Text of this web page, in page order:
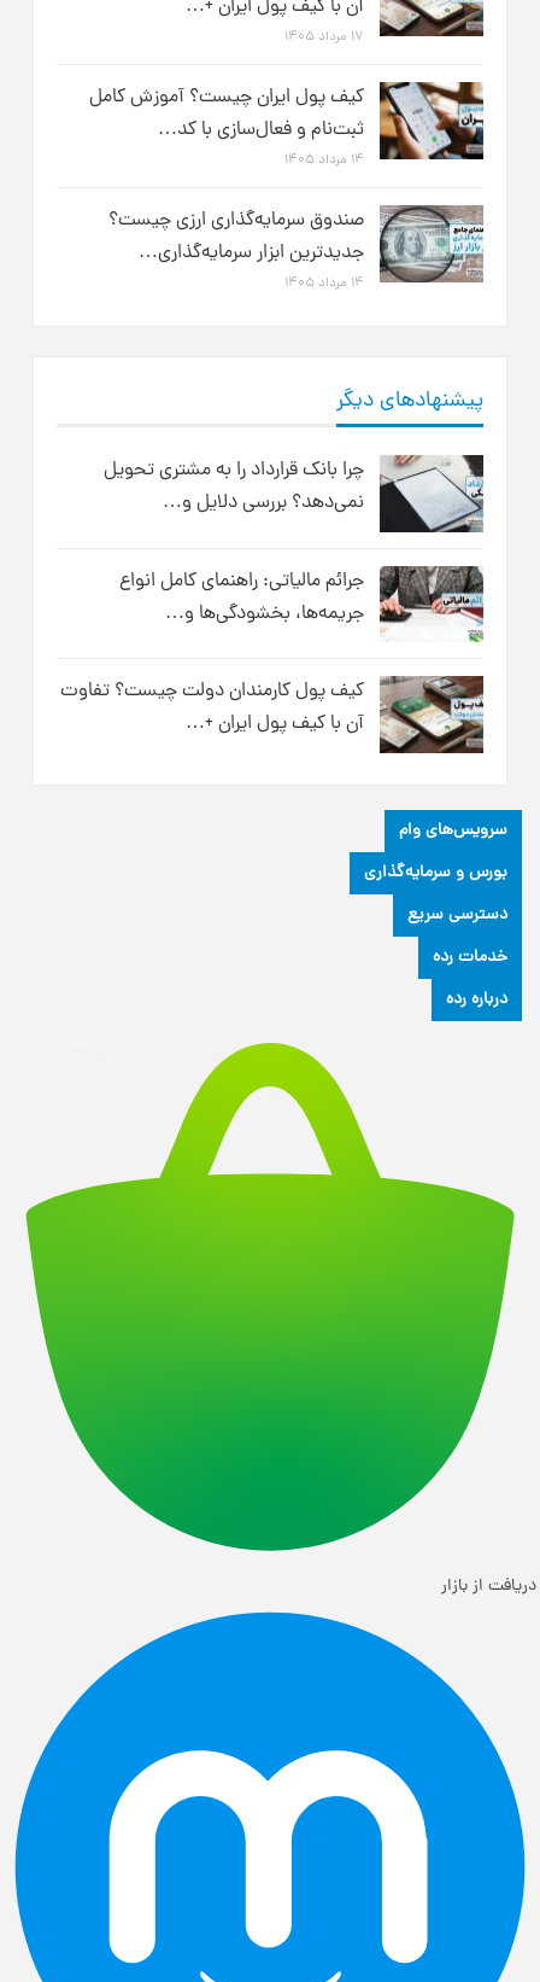
آن با کیف پول ایران +…
۱۷ مرداد ۱۴۰۵
کیف پول ایران چیست؟ آموزش کامل
ثبت‌نام و فعال‌سازی با کد…
۱۴ مرداد ۱۴۰۵
صندوق سرمایه‌گذاری ارزی چیست؟
جدیدترین ابزار سرمایه‌گذاری…
۱۴ مرداد ۱۴۰۵
پیشنهادهای دیگر
چرا بانک قرارداد را به مشتری تحویل
نمی‌دهد؟ بررسی دلایل و…
جرائم مالیاتی: راهنمای کامل انواع
جریمه‌ها، بخشودگی‌ها و…
کیف پول کارمندان دولت چیست؟ تفاوت
آن با کیف پول ایران +…
سرویس‌های وام
بورس و سرمایه‌گذاری
دسترسی سریع
خدمات رده
درباره رده
دریافت از بازار